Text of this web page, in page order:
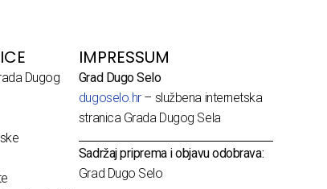
Dugog
IMPRESSUM
Grad Dugo Selo
dugoselo.hr– službena internetska
stranica Grada Dugog Sela
Sadržaj priprema i objavu odobrava:
Grad Dugo Selo